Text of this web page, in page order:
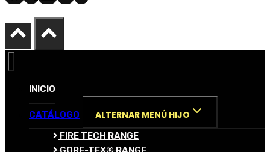
INICIO
CATÁLOGO ALTERNAR MENÚ HIJO
FIRE TECH RANGE